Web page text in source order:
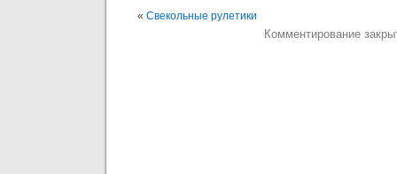
« Свекольные рулетики
Комментирование